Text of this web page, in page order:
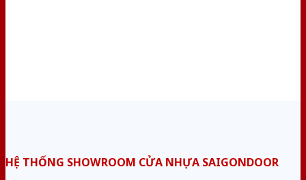
HỆ THỐNG SHOWROOM CỬA NHỰA SAIGONDOOR